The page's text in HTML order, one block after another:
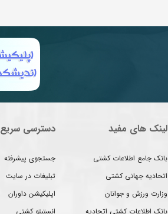
لینک های مفید
بانک جامع اطلاعات کشتی
اتحادیه جهانی کشتی
وزارت ورزش و جوانان
بانک اطلاعات کشتی اتحادیه
دسترسی سریع
جستجوی پیشرفته
تبلیغات در سایت
اپلیکیشن داوران
انستیتو کشتی